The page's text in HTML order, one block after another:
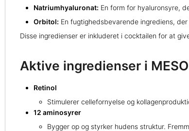
Natriumhyaluronat: En form for hyaluronsyre,
Orbitol: En fugtighedsbevarende ingrediens,
Disse ingredienser er inkluderet i cocktailen for at
Aktive ingredienser i
Retinol
Stimulerer cellefornyelse og
12 aminosyrer
Bygger op og styrker hudens struktur.